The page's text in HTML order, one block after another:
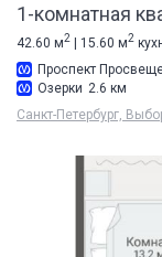
1-комнатная
42.60 м2 | 15.60 м2
Проспект
Озерки 2.6 км
Санкт-Петербург,